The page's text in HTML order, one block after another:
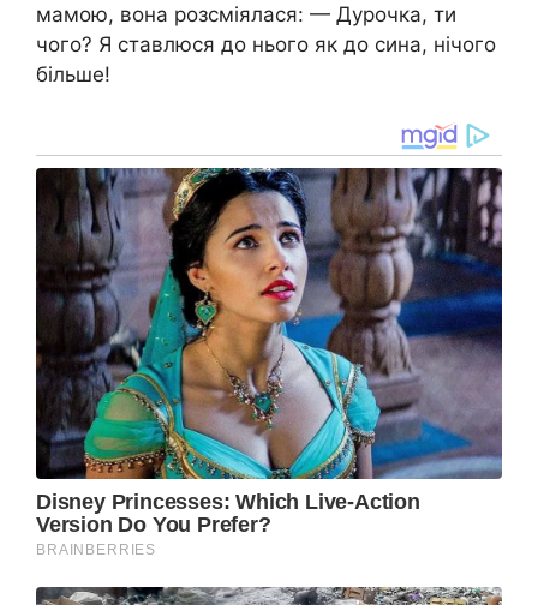
мамою, вона розсміялася: — Дурочка, ти
чого? Я ставлюся до нього як до сина, нічого
більше!